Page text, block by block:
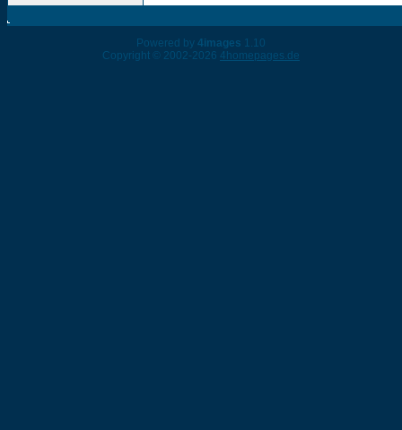
Powered by 4images 1.10
Copyright © 2002-2026 4homepages.de